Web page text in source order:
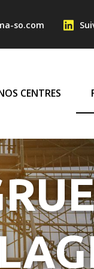
so.com
CENTRES